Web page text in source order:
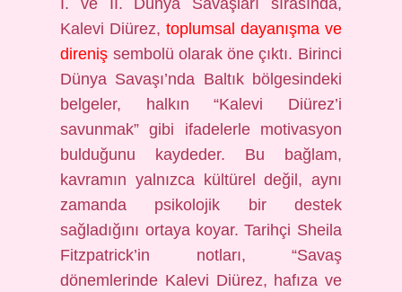
I. ve II. Dünya Savaşları sırasında,
Kalevi Diürez, toplumsal dayanışma ve
direniş sembolü olarak öne çıktı. Birinci
Dünya Savaşı’nda Baltık bölgesindeki
belgeler, halkın “Kalevi Diürez’i
savunmak” gibi ifadelerle motivasyon
bulduğunu kaydeder. Bu bağlam,
kavramın yalnızca kültürel değil, aynı
zamanda psikolojik bir destek
sağladığını ortaya koyar. Tarihçi Sheila
Fitzpatrick’in notları, “Savaş
dönemlerinde Kalevi Diürez, hafıza ve